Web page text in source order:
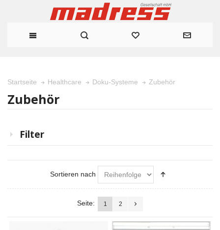
Startseite Healthcare Doku-Systeme Zubehör
Zubehör
Filter
Sortieren nach
Seite: 1 2